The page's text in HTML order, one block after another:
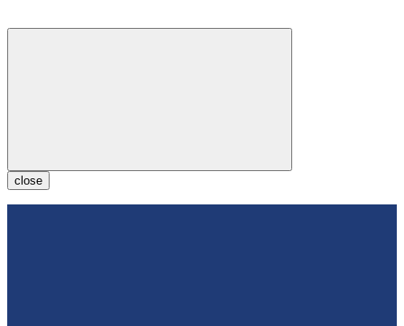
close